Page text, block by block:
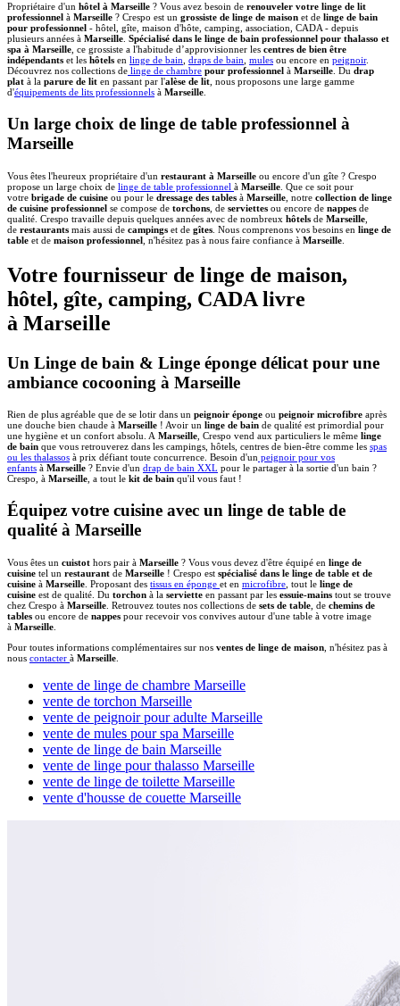
Propriétaire d'un hôtel à Marseille ? Vous avez besoin de renouveler votre linge de lit
professionnel à Marseille ? Crespo est un grossiste de linge de maison et de linge de bain
pour professionnel - hôtel, gîte, maison d'hôte, camping, association, CADA - depuis
plusieurs années à Marseille Spécialisé dans le linge de bain professionnel pour thalasso et
spa à Marseille , ce grossiste a l'habitude d’approvisionner les centres de bien être
indépendants et les hôtels en linge de bain draps de bain mules ou encore en peignoir.
Découvrez nos collections de linge de chambre pour professionnel à Marseille . Du drap
plat à la parure de lit en passant par l'alèse de lit , nous proposons une large gamme
d'équipements de lits professionnels à Marseille
Un large choix de linge de table professionnel à
Marseille
Vous êtes l'heureux propriétaire d'un restaurant à Marseille ou encore d'un gîte ? Crespo
propose un large choix de linge de table professionnel à Marseille . Que ce soit pour
votre brigade de cuisine ou pour le dressage des tables à Marseille , notre collection de linge
de cuisine professionnel se compose de torchons , de serviettes ou encore de nappes de
qualité. Crespo travaille depuis quelques années avec de nombreux hôtels de Marseille
de restaurants mais aussi de campings et de gîtes . Nous comprenons vos besoins en linge de
table et de maison professionnel , n'hésitez pas à nous faire confiance à Marseille
Votre fournisseur de linge de maison,
hôtel, gîte, camping, CADA livre
à Marseille
Un Linge de bain & Linge éponge délicat pour une
ambiance cocooning à Marseille
Rien de plus agréable que de se lotir dans un peignoir éponge ou peignoir microfibre après
une douche bien chaude à Marseille ! Avoir un linge de bain de qualité est primordial pour
une hygiène et un confort absolu. A Marseille , Crespo vend aux particuliers le même linge
de bain que vous retrouverez dans les campings, hôtels, centres de bien-être comme les spas
ou les thalassos à prix défiant toute concurrence. Besoin d'un peignoir pour vos
enfants à Marseille ? Envie d'un drap de bain XXL pour le partager à la sortie d'un bain ?
Crespo, à Marseille , a tout le kit de bain qu'il vous faut !
Équipez votre cuisine avec un linge de table de
qualité à Marseille
Vous êtes un cuistot hors pair à Marseille ? Vous vous devez d'être équipé en linge de
cuisine tel un restaurant de Marseille ! Crespo est spécialisé dans le linge de table et de
cuisine à Marseille . Proposant des tissus en éponge et en microfibre , tout le linge de
cuisine est de qualité. Du torchon à la serviette en passant par les essuie-mains tout se trouve
chez Crespo à Marseille . Retrouvez toutes nos collections de sets de table , de chemins de
tables ou encore de nappes pour recevoir vos convives autour d'une table à votre image
à Marseille
Pour toutes informations complémentaires sur nos ventes de linge de maison , n'hésitez pas à
nous contacter à Marseille
vente de linge de chambre Marseille
vente de torchon Marseille
vente de peignoir pour adulte Marseille
vente de mules pour spa Marseille
vente de linge de bain Marseille
vente de linge pour thalasso Marseille
vente de linge de toilette Marseille
vente d'housse de couette Marseille